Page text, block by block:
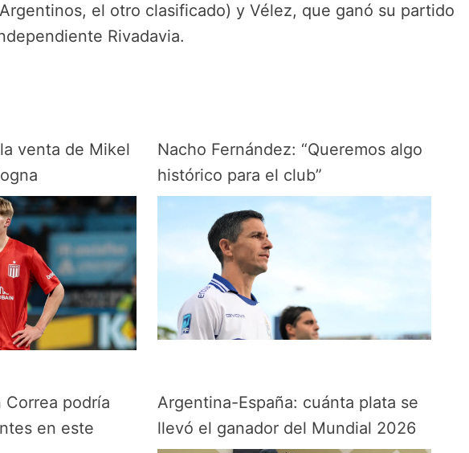
el otro clasificado) y Vélez, que ganó su partido
Rivadavia.
venta de Mikel
Nacho Fernández: “Queremos algo
histórico para el club”
Correa podría
en este
Argentina-España: cuánta plata se
llevó el ganador del Mundial 2026